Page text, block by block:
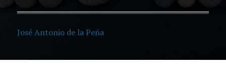
José Antonio de la Peña